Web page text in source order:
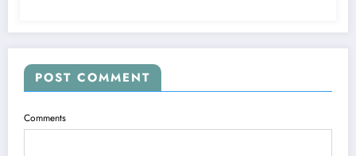
POST COMMENT
Comments